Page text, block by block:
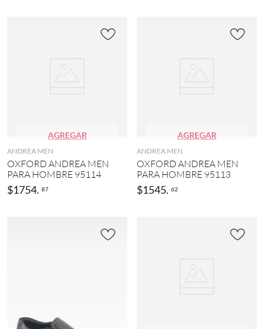
AGREGAR
ANDREA MEN
OXFORD ANDREA MEN
PARA HOMBRE 95114
$1754. 87
AGREGAR
ANDREA MEN
OXFORD ANDREA MEN
PARA HOMBRE 95113
$1545. 62